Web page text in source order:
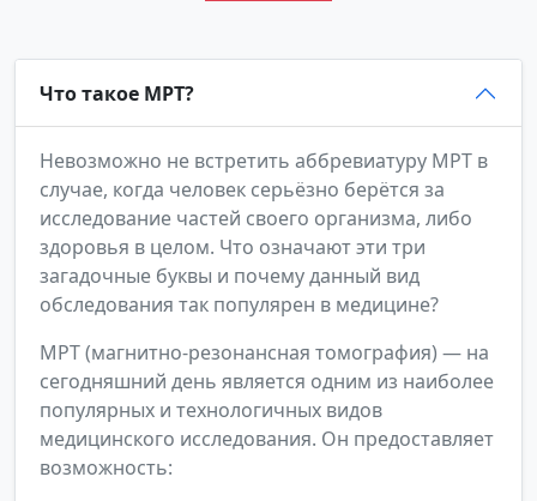
Что такое МРТ?
Невозможно не встретить аббревиатуру МРТ в
случае, когда человек серьёзно берётся за
исследование частей своего организма, либо
здоровья в целом. Что означают эти три
загадочные буквы и почему данный вид
обследования так популярен в медицине?
МРТ (магнитно-резонансная томография) — на
сегодняшний день является одним из наиболее
популярных и технологичных видов
медицинского исследования. Он предоставляет
возможность: